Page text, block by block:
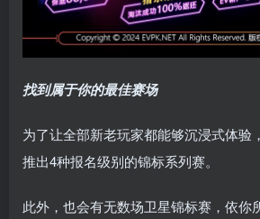
找到属于你的最佳赛场
为了让全部新老玩家都能够沉浸式体验
推出4种报名级别的锦标系列赛。
此外，也会有无数场卫星锦标赛，依你